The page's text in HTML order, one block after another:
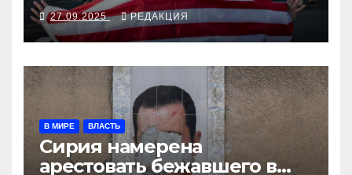
27.09.2025 РЕДАКЦИЯ
В МИРЕ ВЛАСТЬ
Сирия намерена
арестовать бежавшего в